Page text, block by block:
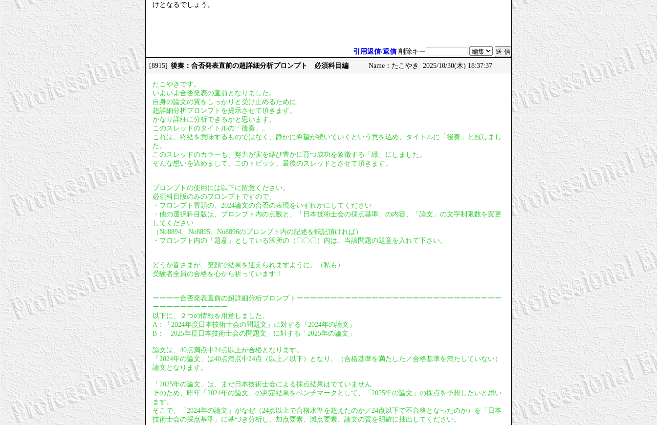
けとなるでしょう。
引用返信/返信 削除キー
[8915] 後奏：合否発表直前の超詳細分析プロンプト 必須科目編 Name：たこやき 2025/10/30(木) 18:37:37
たこやきです。
いよいよ合否発表の直前となりました。
自身の論文の質をしっかりと受け止めるために
超詳細分析プロンプトを提示させて頂きます。
かなり詳細に分析できるかと思います。
このスレッドのタイトルの「後奏」。
これは、終結を意味するものではなく、静かに希望が続いていくという意を込め、タイトルに「後奏」と冠しまし
た。
このスレッドのカラーも、努力が実を結び豊かに育つ成功を象徴する「緑」にしました。
そんな想いを込めまして、このトピック、最後のスレッドとさせて頂きます。
プロンプトの使用には以下に留意ください。
必須科目版のみのプロンプトですので、
・プロンプト冒頭の、2024論文の合否の表現をいずれかにしてください
・他の選択科目版は、プロンプト内の点数と、「日本技術士会の採点基準」の内容、「論文」の文字制限数を変更
してください
（No8894、No8895、No8896のプロンプト内の記述を転記頂ければ）
・プロンプト内の「題意」としている箇所の（〇〇〇）内は、当該問題の題意を入れて下さい。
どうか皆さまが、笑顔で結果を迎えられますように。（私も）
受験者全員の合格を心から祈っています！
ーーーー合否発表直前の超詳細分析プロンプトーーーーーーーーーーーーーーーーーーーーーーーーーーーーーー
ーーーーーーーーーーー
以下に、２つの情報を用意しました。
A：「2024年度日本技術士会の問題文」に対する「2024年の論文」
B：「2025年度日本技術士会の問題文」に対する「2025年の論文」
論文は、40点満点中24点以上が合格となります。
「2024年の論文」は40点満点中24点（以上／以下）となり、（合格基準を満たした／合格基準を満たしていない）
論文となります。
「2025年の論文」は、まだ日本技術士会による採点結果はでていません
そのため、昨年「2024年の論文」の判定結果をベンチマークとして、「2025年の論文」の採点を予想したいと思い
ます。
そこで、「2024年の論文」がなぜ（24点以上で合格水準を超えたのか／24点以下で不合格となったのか）を「日本
技術士会の採点基準」に基づき分析し、加点要素、減点要素、論文の質を明確に抽出してください。